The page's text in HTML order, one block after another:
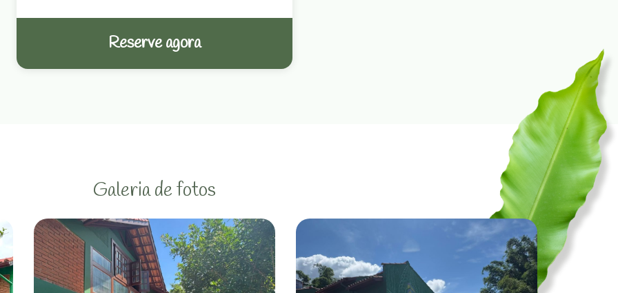
Reserve agora
Galeria de fotos